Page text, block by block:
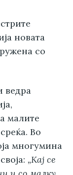
новата
со
ведра
малите
Во
многумина
„Кај се